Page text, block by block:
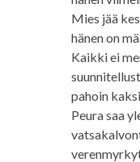
Mies jää
hänen on
Kaikki ei
pahoin
Peura saa